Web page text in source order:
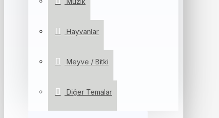
Hayvanlar
Meyve / Bitki
Diğer Temalar